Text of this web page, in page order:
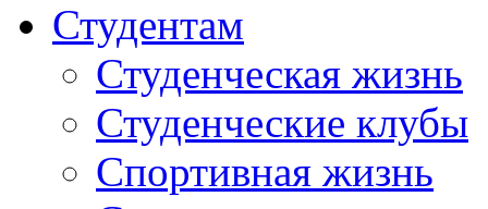
Студентам
Студенческая жизнь
Студенческие клубы
Спортивная жизнь